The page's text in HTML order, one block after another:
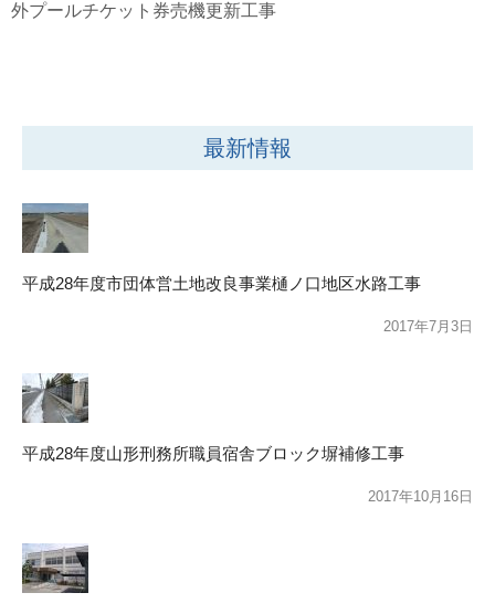
外プールチケット券売機更新工事
最新情報
平成28年度市団体営土地改良事業樋ノ口地区水路工事
2017年7月3日
平成28年度山形刑務所職員宿舎ブロック塀補修工事
2017年10月16日